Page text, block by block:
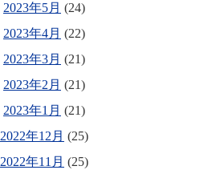
2023年5月 (24)
2023年4月 (22)
2023年3月 (21)
2023年2月 (21)
2023年1月 (21)
2022年12月 (25)
2022年11月 (25)